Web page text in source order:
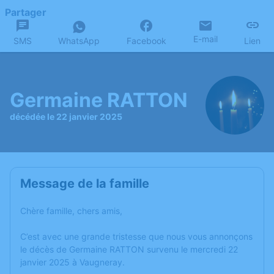
Partager
SMS WhatsApp Facebook E-mail Lien
Germaine RATTON
décédée le 22 janvier 2025
Message de la famille
Chère famille, chers amis,
C’est avec une grande tristesse que nous vous annonçons
le décès de Germaine RATTON survenu le mercredi 22
janvier 2025 à Vaugneray.